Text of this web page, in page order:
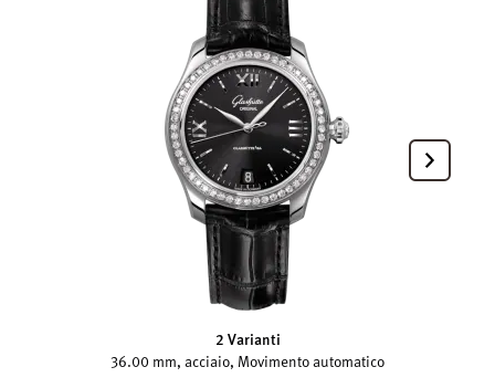
2 Varianti
36.00 mm, acciaio, Movimento automatico